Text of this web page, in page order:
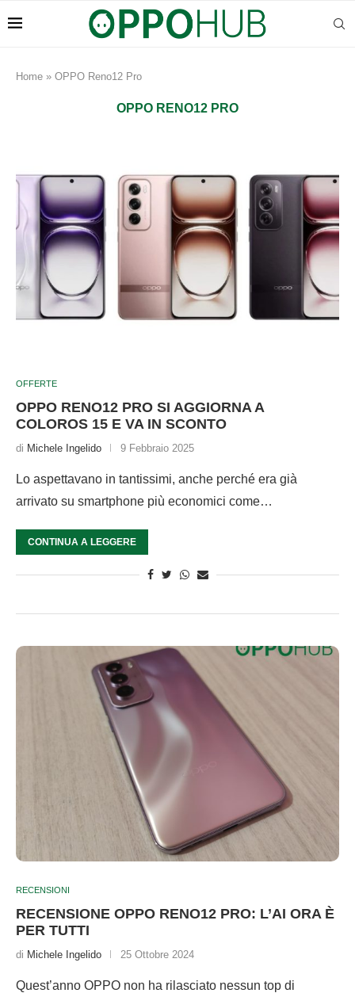
Home » OPPO Reno12 Pro
OPPO RENO12 PRO
OFFERTE
OPPO RENO12 PRO SI AGGIORNA A
COLOROS 15 E VA IN SCONTO
di Michele Ingelido 9 Febbraio 2025
Lo aspettavano in tantissimi, anche perché era già
arrivato su smartphone più economici come…
CONTINUA A LEGGERE
RECENSIONI
RECENSIONE OPPO RENO12 PRO: L’AI ORA È
PER TUTTI
di Michele Ingelido 25 Ottobre 2024
Quest’anno OPPO non ha rilasciato nessun top di